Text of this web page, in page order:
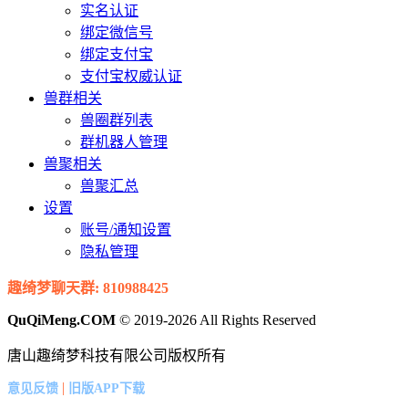
实名认证
绑定微信号
绑定支付宝
支付宝权威认证
兽群相关
兽圈群列表
群机器人管理
兽聚相关
兽聚汇总
设置
账号/通知设置
隐私管理
趣绮梦聊天群: 810988425
QuQiMeng.COM © 2019-2026 All Rights Reserved
唐山趣绮梦科技有限公司版权所有
意见反馈 | 旧版APP下载